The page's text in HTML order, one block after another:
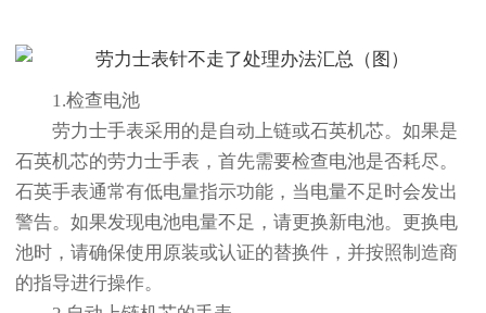
1.检查电池
劳力士手表采用的是自动上链或石英机芯。如果是
石英机芯的劳力士手表，首先需要检查电池是否耗尽。
石英手表通常有低电量指示功能，当电量不足时会发出
警告。如果发现电池电量不足，请更换新电池。更换电
池时，请确保使用原装或认证的替换件，并按照制造商
的指导进行操作。